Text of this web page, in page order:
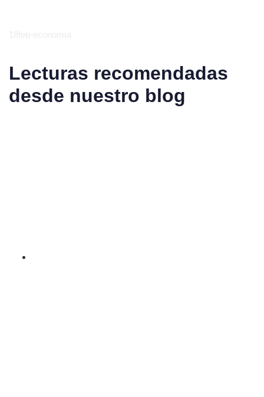
Lecturas recomendadas
desde nuestro blog